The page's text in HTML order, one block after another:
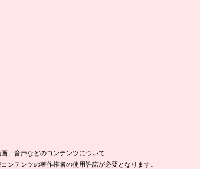
、音声などのコンテンツについて
ンテンツの著作権者の使用許諾が必要となります。